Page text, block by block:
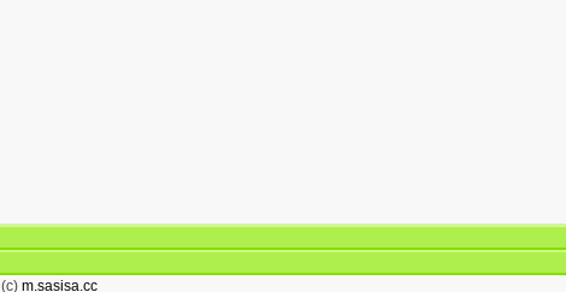
(c) m.sasisa.cc